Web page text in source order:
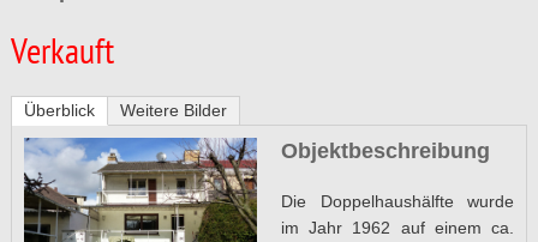
Verkauft
Überblick Weitere Bilder
Objektbeschreibung
Die Doppelhaushälfte wurde
im Jahr 1962 auf einem ca.